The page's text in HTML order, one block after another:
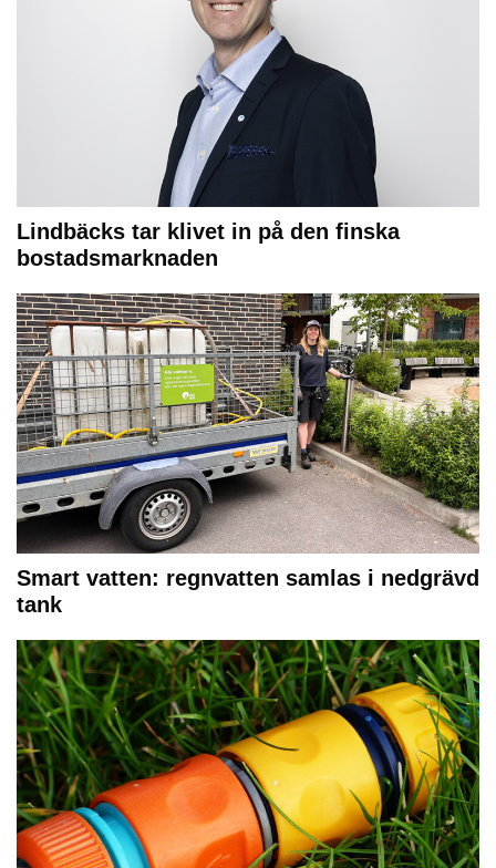
Lindbäcks tar klivet in på den finska
bostadsmarknaden
Smart vatten: regnvatten samlas i nedgrävd
tank